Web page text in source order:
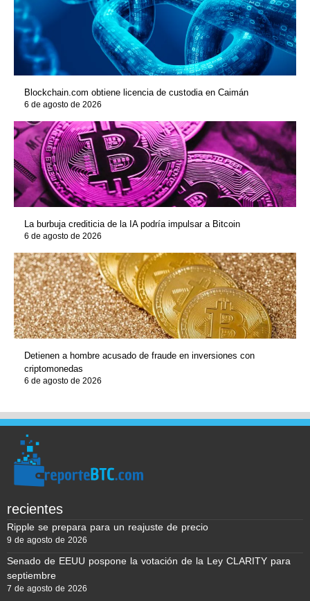
Blockchain.com obtiene licencia de custodia en Caimán
6 de agosto de 2026
La burbuja crediticia de la IA podría impulsar a Bitcoin
6 de agosto de 2026
Detienen a hombre acusado de fraude en inversiones con
criptomonedas
6 de agosto de 2026
recientes
Ripple se prepara para un reajuste de precio
9 de agosto de 2026
Senado de EEUU pospone la votación de la Ley CLARITY para
septiembre
7 de agosto de 2026